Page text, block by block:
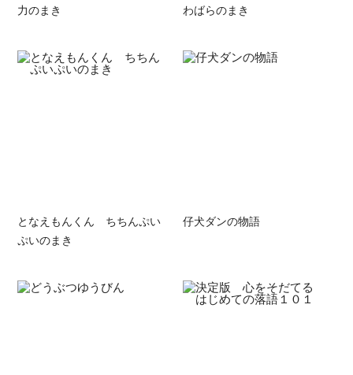
力のまき
わばらのまき
となえもんくん ちちんぷい
ぷいのまき
仔犬ダンの物語